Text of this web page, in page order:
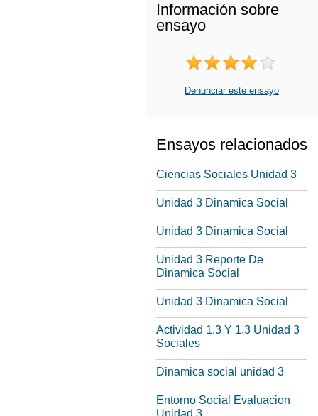
Información sobre
ensayo
Denunciar este ensayo
Ensayos relacionados
Ciencias Sociales Unidad 3
Unidad 3 Dinamica Social
Unidad 3 Dinamica Social
Unidad 3 Reporte De
Dinamica Social
Unidad 3 Dinamica Social
Actividad 1.3 Y 1.3 Unidad 3
Sociales
Dinamica social unidad 3
Entorno Social Evaluacion
Unidad 3